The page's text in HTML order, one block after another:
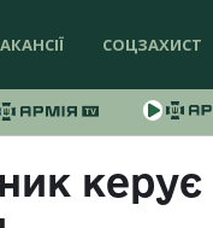
СОЦЗАХИСТ
керує